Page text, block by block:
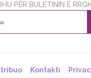
PËR BULETININ E
Kontakti